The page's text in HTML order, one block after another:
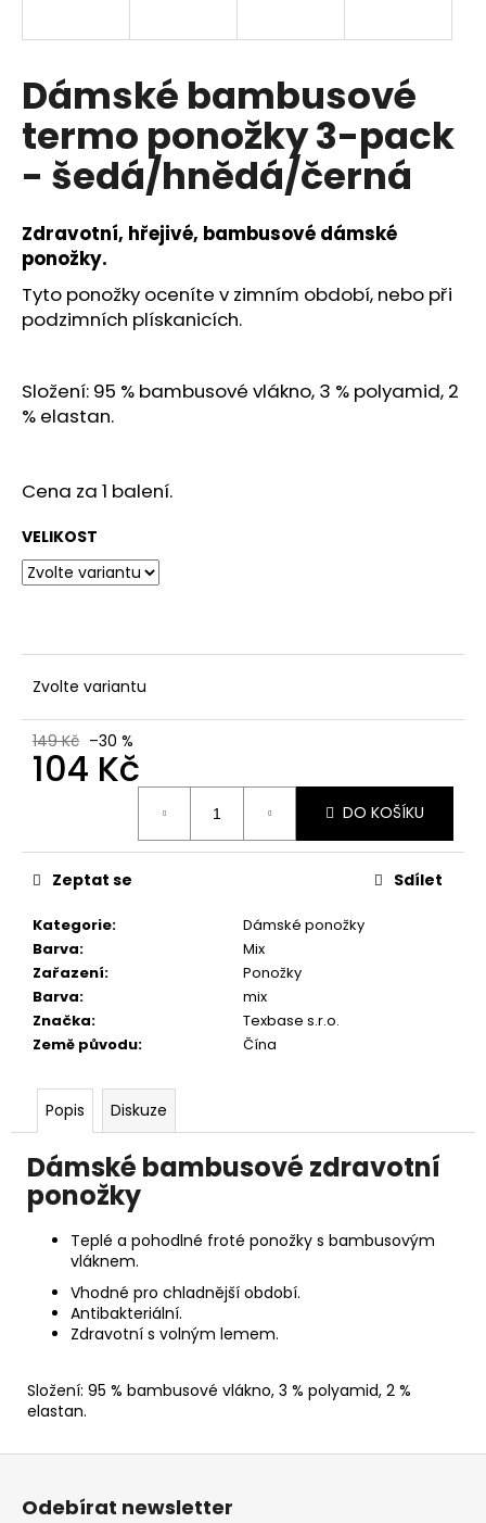
Dámské bambusové
termo ponožky 3-pack
- šedá/hnědá/černá
Zdravotní, hřejivé, bambusové dámské
ponožky.
Tyto ponožky oceníte v zimním období, nebo při
podzimních plískanicích.
Složení: 95 % bambusové vlákno, 3 % polyamid, 2
% elastan.
Cena za 1 balení.
VELIKOST
Zvolte variantu
149 Kč –30 %
104 Kč
DO KOŠÍKU
Kategorie:
Dámské ponožky
Barva:
Mix
Zařazení:
Ponožky
Barva:
mix
Značka:
Texbase s.r.o.
Země původu: Čína
Zeptat se Sdílet
Popis Diskuze
Dámské bambusové zdravotní
ponožky
Teplé a pohodlné froté ponožky s bambusovým
vláknem.
Vhodné pro chladnější období.
Antibakteriální.
Zdravotní s volným lemem.
Složení: 95 % bambusové vlákno, 3 % polyamid, 2 %
elastan.
í
t
?
p
o
č
j
e
m
Odebírat newsletter